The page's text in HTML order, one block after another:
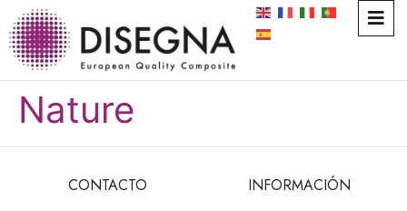
Nature
CONTACTO INFORMACIÓN